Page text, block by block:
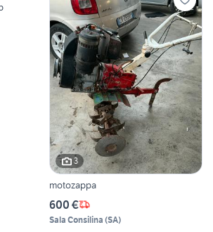
3
motozappa
600 €
Sala Consilina (SA)